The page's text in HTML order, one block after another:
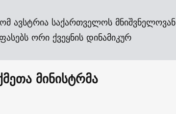
ავსტრია საქართველოს მნიშვნელოვან
ორი ქვეყნის დინამიკურ
მინისტრმა